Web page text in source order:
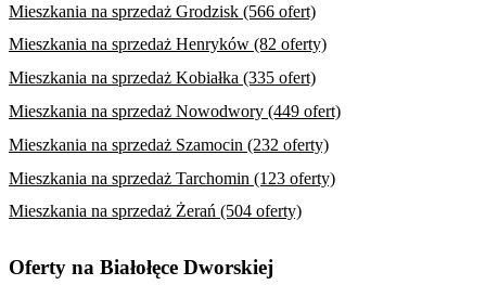
Mieszkania na sprzedaż Grodzisk (566 ofert)
Mieszkania na sprzedaż Henryków (82 oferty)
Mieszkania na sprzedaż Kobiałka (335 ofert)
Mieszkania na sprzedaż Nowodwory (449 ofert)
Mieszkania na sprzedaż Szamocin (232 oferty)
Mieszkania na sprzedaż Tarchomin (123 oferty)
Mieszkania na sprzedaż Żerań (504 oferty)
Oferty na Białołęce Dworskiej